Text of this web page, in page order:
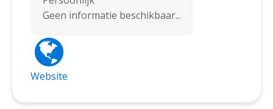
Geen informatie beschikbaar...
Website